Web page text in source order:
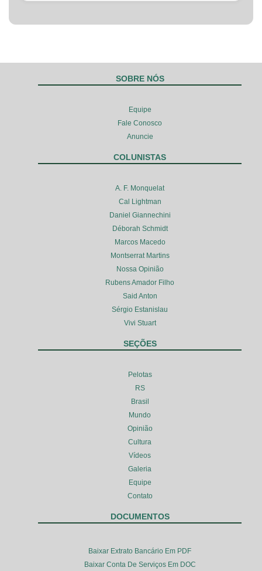
SOBRE NÓS
Equipe
Fale Conosco
Anuncie
COLUNISTAS
A. F. Monquelat
Cal Lightman
Daniel Giannechini
Déborah Schmidt
Marcos Macedo
Montserrat Martins
Nossa Opinião
Rubens Amador Filho
Said Anton
Sérgio Estanislau
Vivi Stuart
SEÇÕES
Pelotas
RS
Brasil
Mundo
Opinião
Cultura
Vídeos
Galeria
Equipe
Contato
DOCUMENTOS
Baixar Extrato Bancário Em PDF
Baixar Conta De Serviços Em DOC